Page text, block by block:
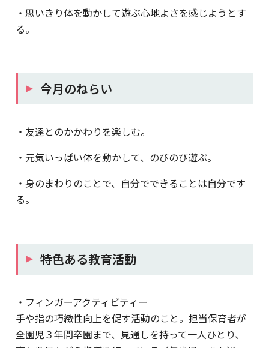
・思いきり体を動かして遊ぶ心地よさを感じようとす
る。
今月のねらい
・友達とのかかわりを楽しむ。
・元気いっぱい体を動かして、のびのび遊ぶ。
・身のまわりのことで、自分でできることは自分です
る。
特色ある教育活動
・フィンガーアクティビティー
手や指の巧緻性向上を促す活動のこと。担当保育者が
全園児３年間卒園まで、見通しを持って一人ひとり、